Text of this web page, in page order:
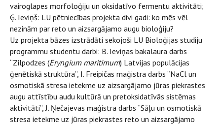
vairoglapes morfoloģiju un oksidatīvo fermentu aktivitāti;
Ģ. Ieviņš: LU pētniecības projekta divi gadi: ko mēs vēl
nezinām par reto un aizsargājamo augu bioloģiju?
Uz projekta bāzes izstrādāti sekojoši LU Bioloģijas studiju
programmu studentu darbi: B. Ieviņas bakalaura darbs
“Zilpodzes (Eryngium maritimum) Latvijas populācijas
ģenētiskā struktūra”, I. Freipičas maģistra darbs “NaCl un
osmotiskā stresa ietekme uz aizsargājamo jūras piekrastes
augu attīstību audu kultūrā un pretoksidatīvās sistēmas
aktivitāti”, J. Ņečajevas maģistra darbs “Sāļu un osmotiskā
stresa ietekme uz jūras piekrastes reto un aizsargājamo